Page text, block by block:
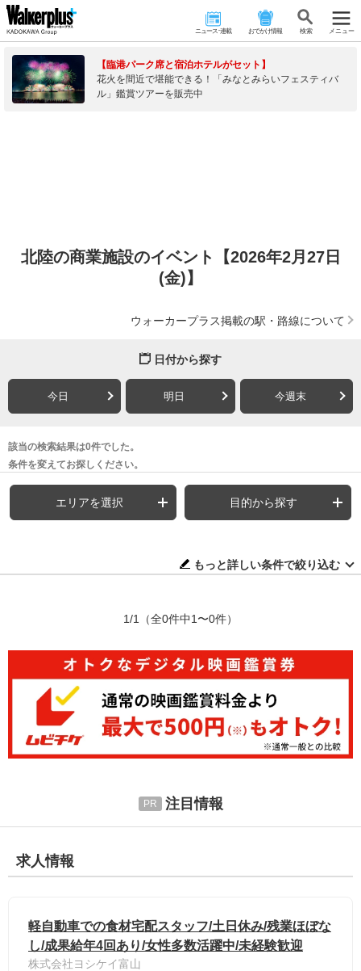
ニュース･連載 おでかけ情報 検 索 メニュー
【臨港パーク席と宿泊ホテルがセット】
花火を間近で堪能できる！「みなとみらいフェスティバ
ル」鑑賞ツアーを販売中
北陸の商業施設のイベント【2026年2月27日
(金)】
ウォーカープラス掲載の駅・路線について
日付から探す
今日 明日 今週末
該当の検索結果は0件でした。
条件を変えてお探しください。
エリアを選択 目的から探す
もっと詳しい条件で絞り込む
1/1 （全0件中1〜0件）
注目情報
求人情報
軽自動車での食材宅配スタッフ/土日休み/残業ほぼな
し/成果給年4回あり/女性多数活躍中/未経験歓迎
株式会社ヨシケイ富山